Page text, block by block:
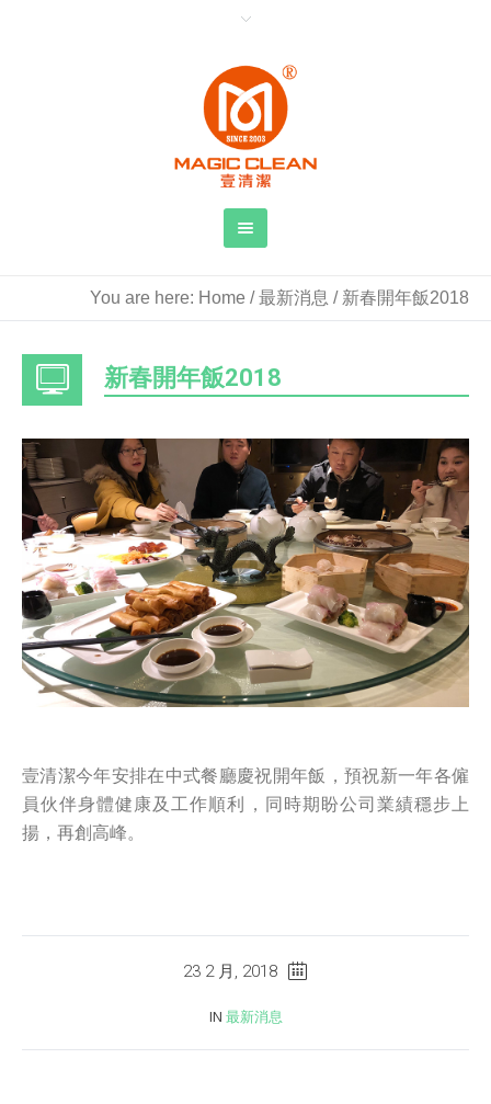
You are here: Home /最新消息 / 新春開年飯2018
新春開年飯2018
壹清潔今年安排在中式餐廳慶祝開年飯，預祝新一年各僱
員伙伴身體健康及工作順利，同時期盼公司業績穩步上
揚，再創高峰。
23 2 月, 2018
IN 最新消息